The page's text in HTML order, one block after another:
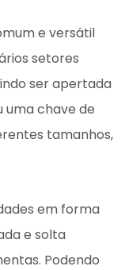
e versátil
setores
ser apertada
uma chave de
tamanhos,
em forma
e solta
Podendo